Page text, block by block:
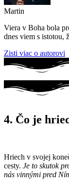
Martin
Viera v Boha bola
dnes viem s istotou,
Zisti viac o autorovi
4. Čo je
Hriech v svojej
cesty. Je to skutok
nás vinnými pred